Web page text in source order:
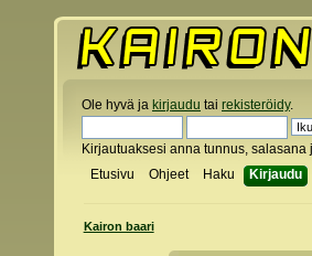
Ole hyvä ja kirjaudu tai rekisteröidy.
Kirjautuaksesi anna tunnus, salasana
Etusivu
Ohjeet Haku Kirjaudu
Kairon baari